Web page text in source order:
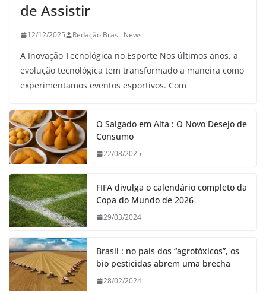
de Assistir
12/12/2025 Redação Brasil News
A Inovação Tecnológica no Esporte Nos últimos anos, a
evolução tecnológica tem transformado a maneira como
experimentamos eventos esportivos. Com
O Salgado em Alta : O Novo Desejo de
Consumo
22/08/2025
FIFA divulga o calendário completo da
Copa do Mundo de 2026
29/03/2024
Brasil : no país dos “agrotóxicos”, os
bio pesticidas abrem uma brecha
28/02/2024